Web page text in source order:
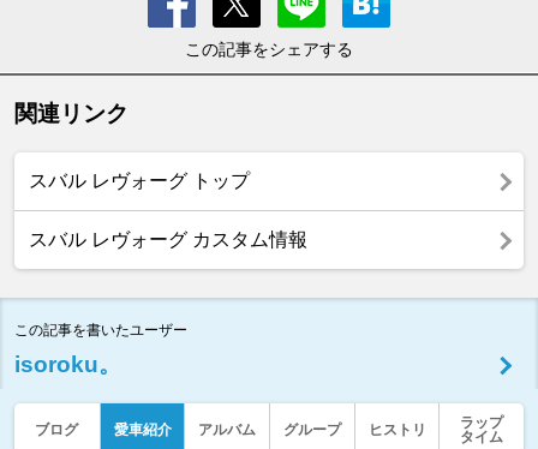
この記事をシェアする
関連リンク
スバル レヴォーグ トップ
スバル レヴォーグ カスタム情報
この記事を書いたユーザー
isoroku。
ブログ 愛車紹介 アルバム グループ ヒストリ
ラップ
タイム